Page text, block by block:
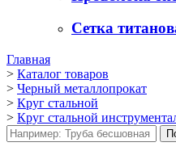
Сетка
Главная
> Каталог товаров
> Черный металлопрокат
> Круг стальной
> Круг стальной